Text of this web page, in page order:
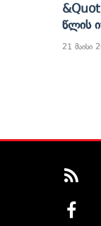
Წლის
21 მაისი